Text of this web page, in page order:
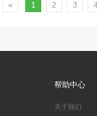
« 1 2 3
帮助中心
关于我们